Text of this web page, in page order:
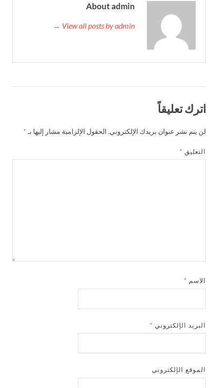
About admin
View all posts by admin →
اترك تعليقاً
لن يتم نشر عنوان بريدك الإلكتروني. الحقول الإلزامية مشار إليها بـ *
التعليق *
الاسم *
البريد الإلكتروني *
الموقع الإلكتروني